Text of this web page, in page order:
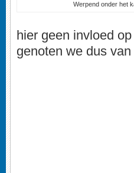
Werpend onder het
hier geen invloed
genoten we dus van